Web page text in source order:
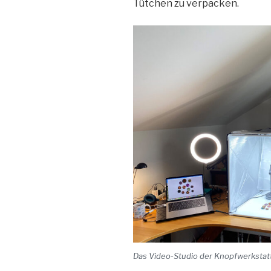
Tütchen zu verpacken.
Das Video-Studio der